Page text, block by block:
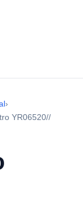
›
YR06520//